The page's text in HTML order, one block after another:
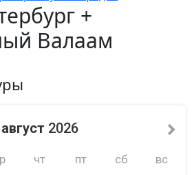
+
Валаам
август 2026
чт пт сб вс